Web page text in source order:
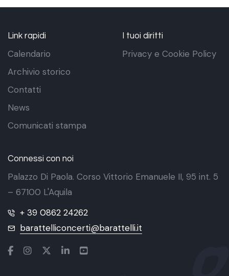
Link rapidi
Calendario
Archivio storico
Contatti
News
Comunicati stampa
I tuoi diritti
Privacy e Cookie Policy
Connessi con noi
Palazzo Di Paola. Corso Vittorio Emanuele II, 95 int. 5
– 67100 L'Aquila
+ 39 0862 24262
barattelliconcerti@barattelli.it